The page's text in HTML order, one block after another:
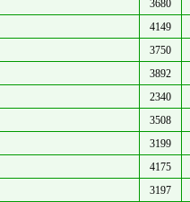
3680
4149
3750
3892
2340
3508
3199
4175
3197